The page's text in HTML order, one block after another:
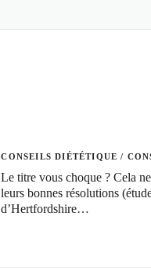
CONSEILS DIÉTÉTIQUE /
Le titre vous choque ? Cela
leurs bonnes résolutions
d’Hertfordshire…